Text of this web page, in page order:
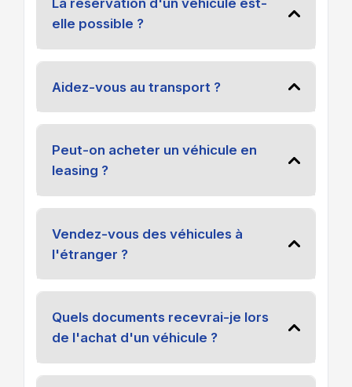
La réservation d'un véhicule est-
elle possible ?
Aidez-vous au transport ?
Peut-on acheter un véhicule en
leasing ?
Vendez-vous des véhicules à
l'étranger ?
Quels documents recevrai-je lors
de l'achat d'un véhicule ?